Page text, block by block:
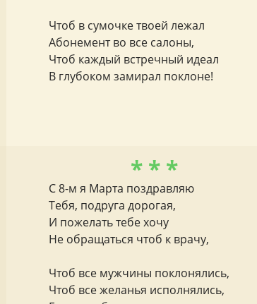
Чтоб в сумочке твоей лежал
Абонемент во все салоны,
Чтоб каждый встречный идеал
В глубоком замирал поклоне!
* * *
С 8-м я Марта поздравляю
Тебя, подруга дорогая,
И пожелать тебе хочу
Не обращаться чтоб к врачу,
Чтоб все мужчины поклонялись,
Чтоб все желанья исполнялись,